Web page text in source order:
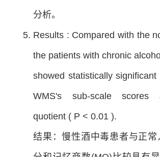
分析。
Results : Compared with the
the patients with chronic
showed statistically significant
WMS's sub-scale scores
quotient ( P < 0.01 ).
结果：慢性酒中毒患者与正常